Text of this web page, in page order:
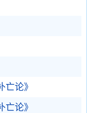
论》
论》